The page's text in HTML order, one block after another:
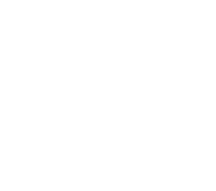
包みま書・・・・・。